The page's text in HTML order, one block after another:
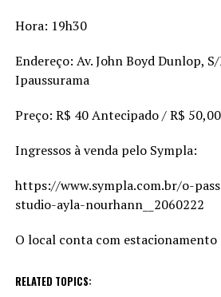
Hora: 19h30
Endereço: Av. John Boyd Dunlop,
Ipaussurama
Preço: R$ 40 Antecipado / R$
Ingressos à venda pelo Sympla:
https://www.sympla.com.br/o-
studio-ayla-nourhann__2060222
O local conta com estacionamento
RELATED TOPICS: